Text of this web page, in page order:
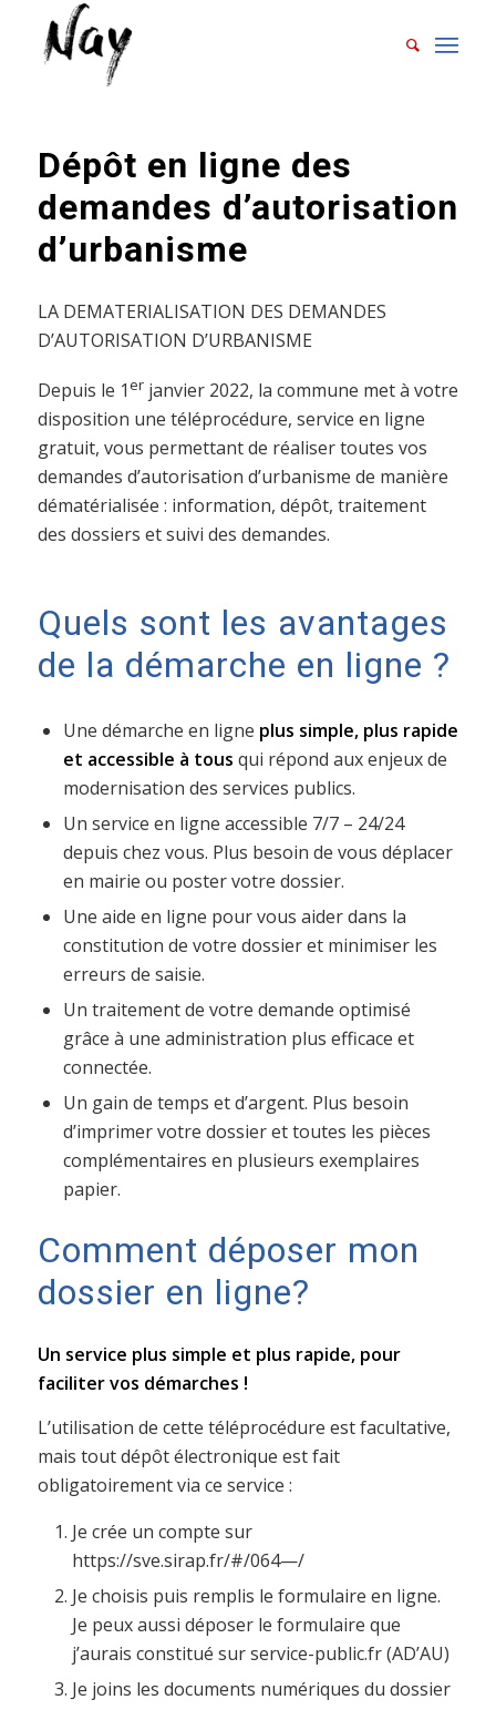
Dépôt en ligne des
demandes d’autorisation
d’urbanisme
LA DEMATERIALISATION DES DEMANDES
D’AUTORISATION D’URBANISME
Depuis le 1erjanvier 2022, la commune met à votre
disposition une téléprocédure, service en ligne
gratuit, vous permettant de réaliser toutes vos
demandes d’autorisation d’urbanisme de manière
dématérialisée : information, dépôt, traitement
des dossiers et suivi des demandes.
Quels sont les avantages
de la démarche en ligne ?
Une démarche en ligne plus simple, plus rapide
et accessible à tous qui répond aux enjeux de
modernisation des services publics.
Un service en ligne accessible 7/7 – 24/24
depuis chez vous. Plus besoin de vous déplacer
en mairie ou poster votre dossier.
Une aide en ligne pour vous aider dans la
constitution de votre dossier et minimiser les
erreurs de saisie.
Un traitement de votre demande optimisé
grâce à une administration plus efficace et
connectée.
Un gain de temps et d’argent. Plus besoin
d’imprimer votre dossier et toutes les pièces
complémentaires en plusieurs exemplaires
papier.
Comment déposer mon
dossier en ligne?
Un service plus simple et plus rapide, pour
faciliter vos démarches !
L’utilisation de cette téléprocédure est facultative,
mais tout dépôt électronique est fait
obligatoirement via ce service :
Je crée un compte sur
https://sve.sirap.fr/#/064—/
Je choisis puis remplis le formulaire en ligne.
Je peux aussi déposer le formulaire que
j’aurais constitué sur service-public.fr (AD’AU)
Je joins les documents numériques du dossier